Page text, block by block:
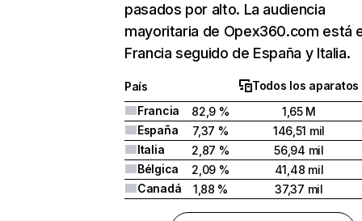
pasados por alto. La audiencia
mayoritaria de Opex360.com está
Francia seguido de España y Italia.
País
Todos los aparatos
Francia
82,9 %
1,65 M
España
7,37 %
146,51 mil
Italia
2,87 %
56,94 mil
Bélgica
2,09 %
41,48 mil
Canadá
1,88 % 37,37 mil